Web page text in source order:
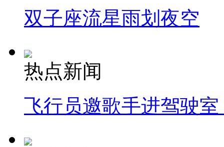
双子座流星雨划夜空
热点新闻
飞行员邀歌手进驾驶